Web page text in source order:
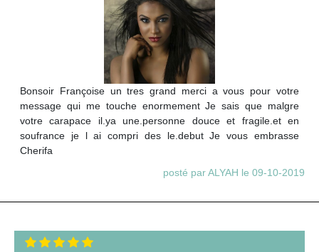
Bonsoir Françoise un tres grand merci a vous pour votre
message qui me touche enormement Je sais que malgre
votre carapace il.ya une.personne douce et fragile.et en
soufrance je l ai compri des le.debut Je vous embrasse
Cherifa
posté par ALYAH le 09-10-2019